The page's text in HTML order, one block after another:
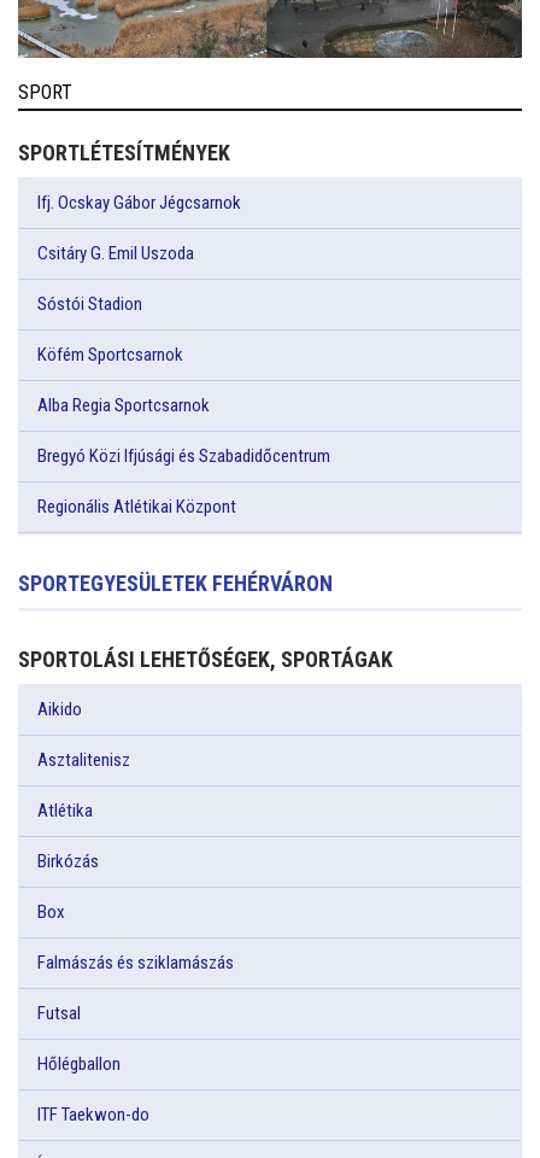
SPORT
SPORTLÉTESÍTMÉNYEK
Ifj. Ocskay Gábor Jégcsarnok
Csitáry G. Emil Uszoda
Sóstói Stadion
Köfém Sportcsarnok
Alba Regia Sportcsarnok
Bregyó Közi Ifjúsági és Szabadidőcentrum
Regionális Atlétikai Központ
SPORTEGYESÜLETEK FEHÉRVÁRON
SPORTOLÁSI LEHETŐSÉGEK, SPORTÁGAK
Aikido
Asztalitenisz
Atlétika
Birkózás
Box
Falmászás és sziklamászás
Futsal
Hőlégballon
ITF Taekwon-do